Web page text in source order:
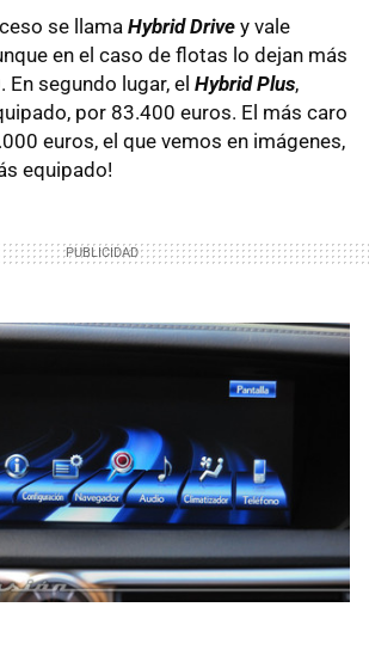
se llama Hybrid Drive y vale
en el caso de flotas lo dejan más
En segundo lugar, el Hybrid Plus,
por 83.400 euros. El más caro
euros, el que vemos en imágenes,
equipado!